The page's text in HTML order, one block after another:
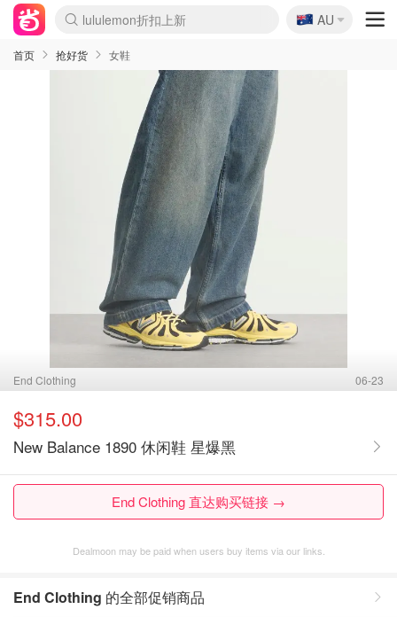
lululemon折扣上新
SSENSE年中2.5折
FreshBeauty好价汇总
Cettire降价+叠9折
WWS Coles超市实拍
viagogo二手票捡漏
Myer超级周末
The Outnet奢牌1折起
David Jones 3折起
Flannels大牌1折
Perfumes Club护肤1折
AMIRO面罩$251
Amazon折扣汇总
eToro入金$200送$50
Amazon数码好物
ICONIC本周7.5折
ThedoubleF高奢地板价
Moose Knuckles 6折
丝芙兰5折起
EUFY摄像头$98
Selenichast首饰2折
Trip机票酒店促销
YSL送5件彩妆礼
Amazon家居好物
Amazon美妆护肤
雅漾大喷$8
过敏原检测盒$33
伊索独家赠50ml沐浴露
科颜氏高保湿面霜$29
SEALIFE海洋馆门票6折
丝塔芙大白罐$16
订阅Newsletter送香薰
Cult Beauty 6.8折
Harrods圣诞日历$525
LN-CC奢牌私促3折
d'Alba空姐喷雾$16
EVE LOM套装£56
Bernardelli独家4折
Adore Beauty 6折起
CT圣诞日历
Mytheresa奢品2.7折
Luxury Escapes 9折
Currentbody美容仪$881
MOON Garden Live
Roborock扫地机$649
Tingo Life水杯$24
Valentino官网5折
CR洗护套装$23
修丽可4件套$159
Myer彩妆2件7折
GANNI官网4.5折
Stylevana韩妆4折
Tessabit高奢8.5折
OGX洗发水$11
Amazon阿德莱德次日达
卡诗8.5折+赠礼
Philips Hue灯具8折
🇦🇺
AU
首页 抢好货 女鞋
End Clothing 06-23
$315.00
New Balance 1890 休闲鞋 星爆黑
End Clothing 直达购买链接 →
Dealmoon may be paid when users buy items via our links.
End Clothing 的全部促销商品